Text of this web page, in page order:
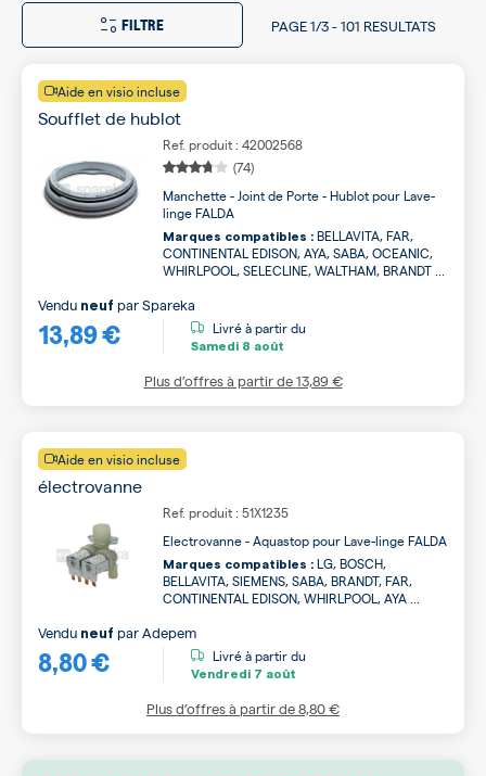
FILTRE PAGE1/3-101 RESULTATS
Aide en visio incluse
Soufflet de hublot
Ref. produit : 42002568
(74)
Manchette - Joint de Porte - Hublot pour Lave-
linge FALDA
Marques compatibles : BELLAVITA, FAR,
CONTINENTAL EDISON, AYA, SABA, OCEANIC,
WHIRLPOOL, SELECLINE, WALTHAM, BRANDT ...
13,89 €
Vendu neuf parSpareka
Livré à partir du
Samedi 8 août
Plus d’offres à partir de13,89 €
Aide en visio incluse
électrovanne
Ref. produit : 51X1235
Electrovanne - Aquastop pour Lave-linge FALDA
Marques compatibles : LG, BOSCH,
BELLAVITA, SIEMENS, SABA, BRANDT, FAR,
CONTINENTAL EDISON, WHIRLPOOL, AYA ...
8,80 €
Vendu neuf parAdepem
Livré à partir du
Vendredi 7 août
Plus d’offres à partir de8,80 €